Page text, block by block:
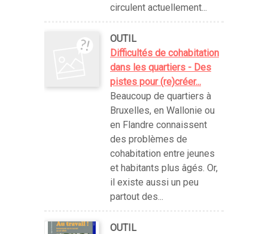
circulent actuellement...
OUTIL
Difficultés de cohabitation
dans les quartiers - Des
pistes pour (re)créer...
Beaucoup de quartiers à
Bruxelles, en Wallonie ou
en Flandre connaissent
des problèmes de
cohabitation entre jeunes
et habitants plus âgés. Or,
il existe aussi un peu
partout des...
OUTIL